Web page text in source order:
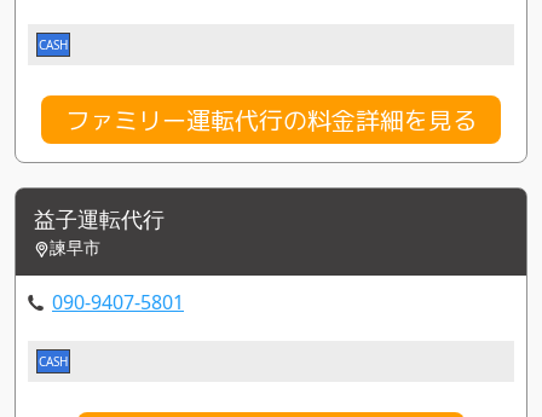
CASH
ファミリー運転代行の料金詳細を見る
益子運転代行
諫早市
090-9407-5801
CASH